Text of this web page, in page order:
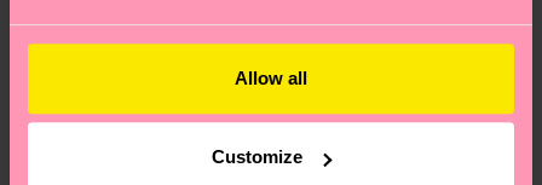
Allow all
Customize